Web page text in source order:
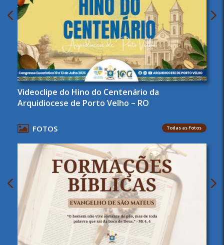
Videoclipe do Hino do Centenário da
Arquidiocese de Porto Velho – RO
FOTOS Todas as Fotos